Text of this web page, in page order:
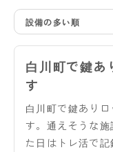
設備の多い順
白川町で鍵あ
す
白川町で鍵あり
す。通えそうな
た日はトレ活で記